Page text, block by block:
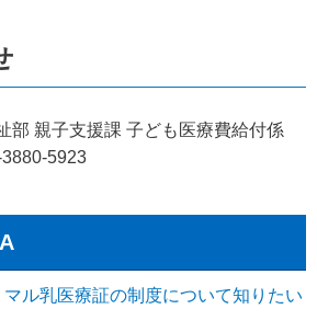
部 親子支援課 子ども医療費給付係
5923
マル乳医療証の制度について知りたい